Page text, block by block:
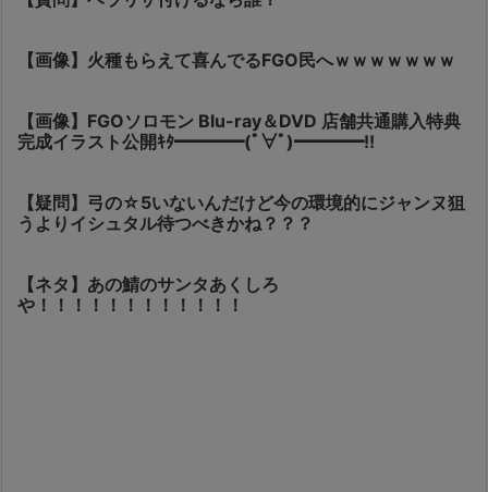
【画像】火種もらえて喜んでるFGO民へｗｗｗｗｗｗｗ
【画像】FGOソロモン Blu-ray＆DVD 店舗共通購入特典
完成イラスト公開ｷﾀ━━━━(ﾟ∀ﾟ)━━━━!!
【疑問】弓の☆5いないんだけど今の環境的にジャンヌ狙
うよりイシュタル待つべきかね？？？
【ネタ】あの鯖のサンタあくしろ
や！！！！！！！！！！！！